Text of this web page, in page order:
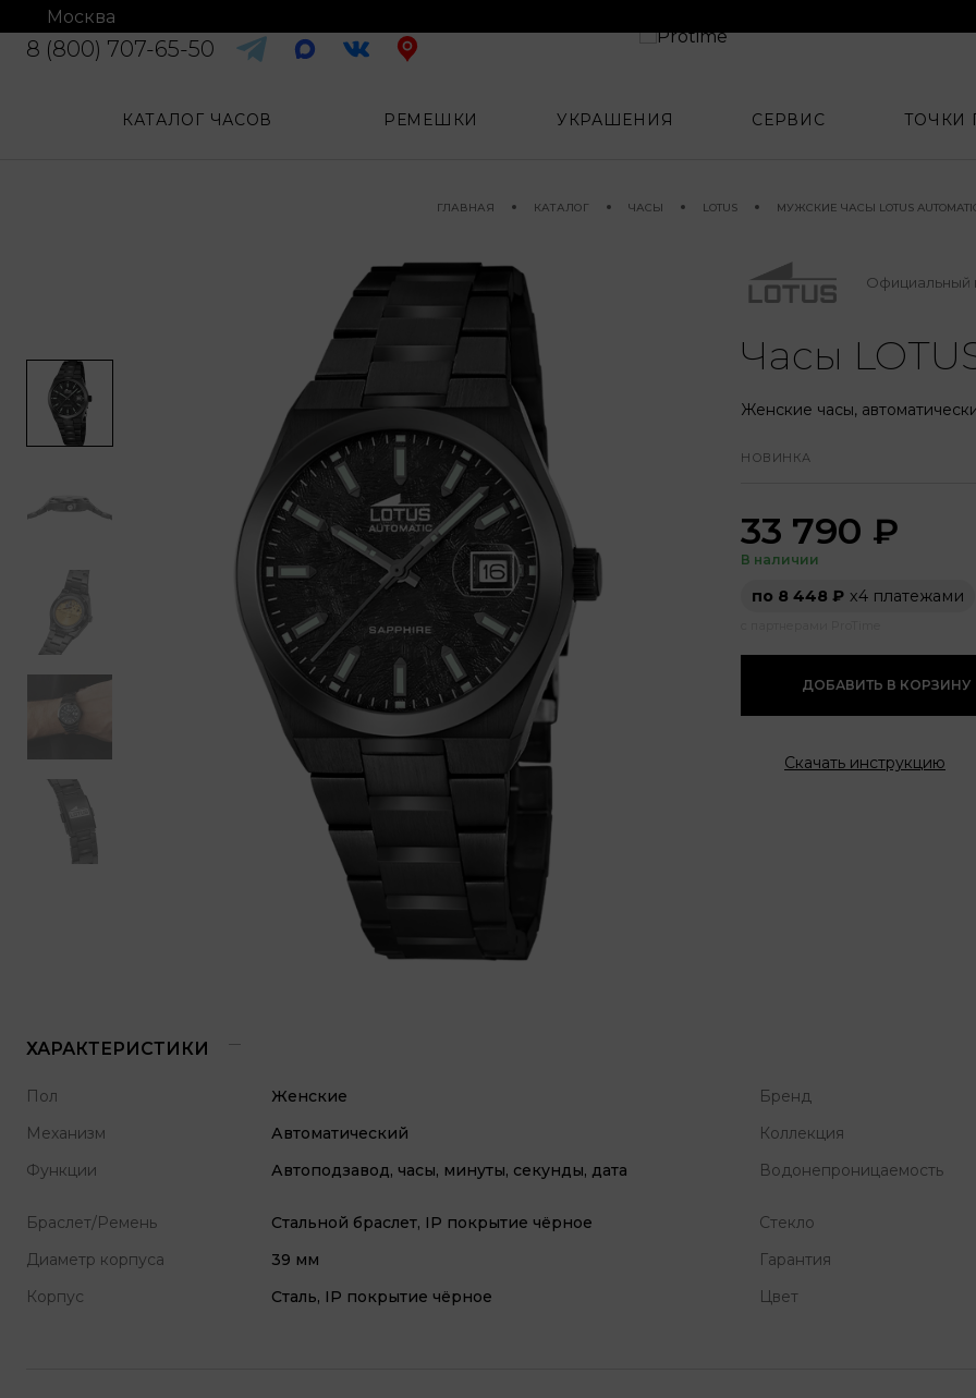
Москва
8 (800) 707-65-50
КАТАЛОГ ЧАСОВ РЕМЕШКИ УКРАШЕНИЯ СЕРВИС ТОЧКИ
ГЛАВНАЯ КАТАЛОГ ЧАСЫ LOTUS МУЖСКИЕ ЧАСЫ LOTUS
Официальный
Часы
Женские часы,
НОВИНКА
33 790 ₽
В наличии
по 8 448 ₽ х4 платежами
ДОБАВИТЬ В КОРЗИНУ
Скачать инструкцию
ХАРАКТЕРИСТИКИ
Пол
Женские
Механизм
Автоматический
Функции
Автоподзавод, часы, минуты, секунды, дата
Бренд
Коллекция
Водонепроницаемость
Браслет/Ремень
Стальной браслет, IP покрытие чёрное
Диаметр корпуса
39 мм
Корпус
Сталь, IP покрытие чёрное
Стекло
Гарантия
Цвет